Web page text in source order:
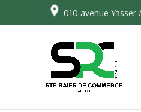
010 avenue Yasser